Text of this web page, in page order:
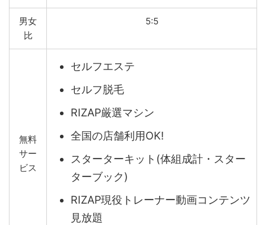
男女
比
5:5
無料
サー
ビス
セルフエステ
セルフ脱毛
RIZAP厳選マシン
全国の店舗利用OK!
スターターキット(体組成計・スター
ターブック)
RIZAP現役トレーナー動画コンテンツ
見放題